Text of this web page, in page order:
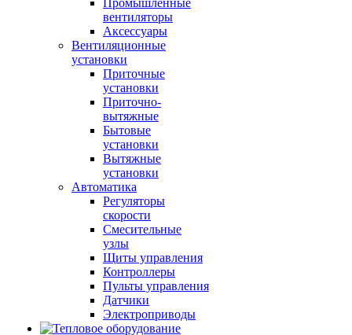
Промышленные
вентиляторы
Аксессуары
Вентиляционные
установки
Приточные
установки
Приточно-
вытяжные
Бытовые
установки
Вытяжные
установки
Автоматика
Регуляторы
скорости
Смесительные
узлы
Щиты управления
Контроллеры
Пульты управления
Датчики
Электроприводы